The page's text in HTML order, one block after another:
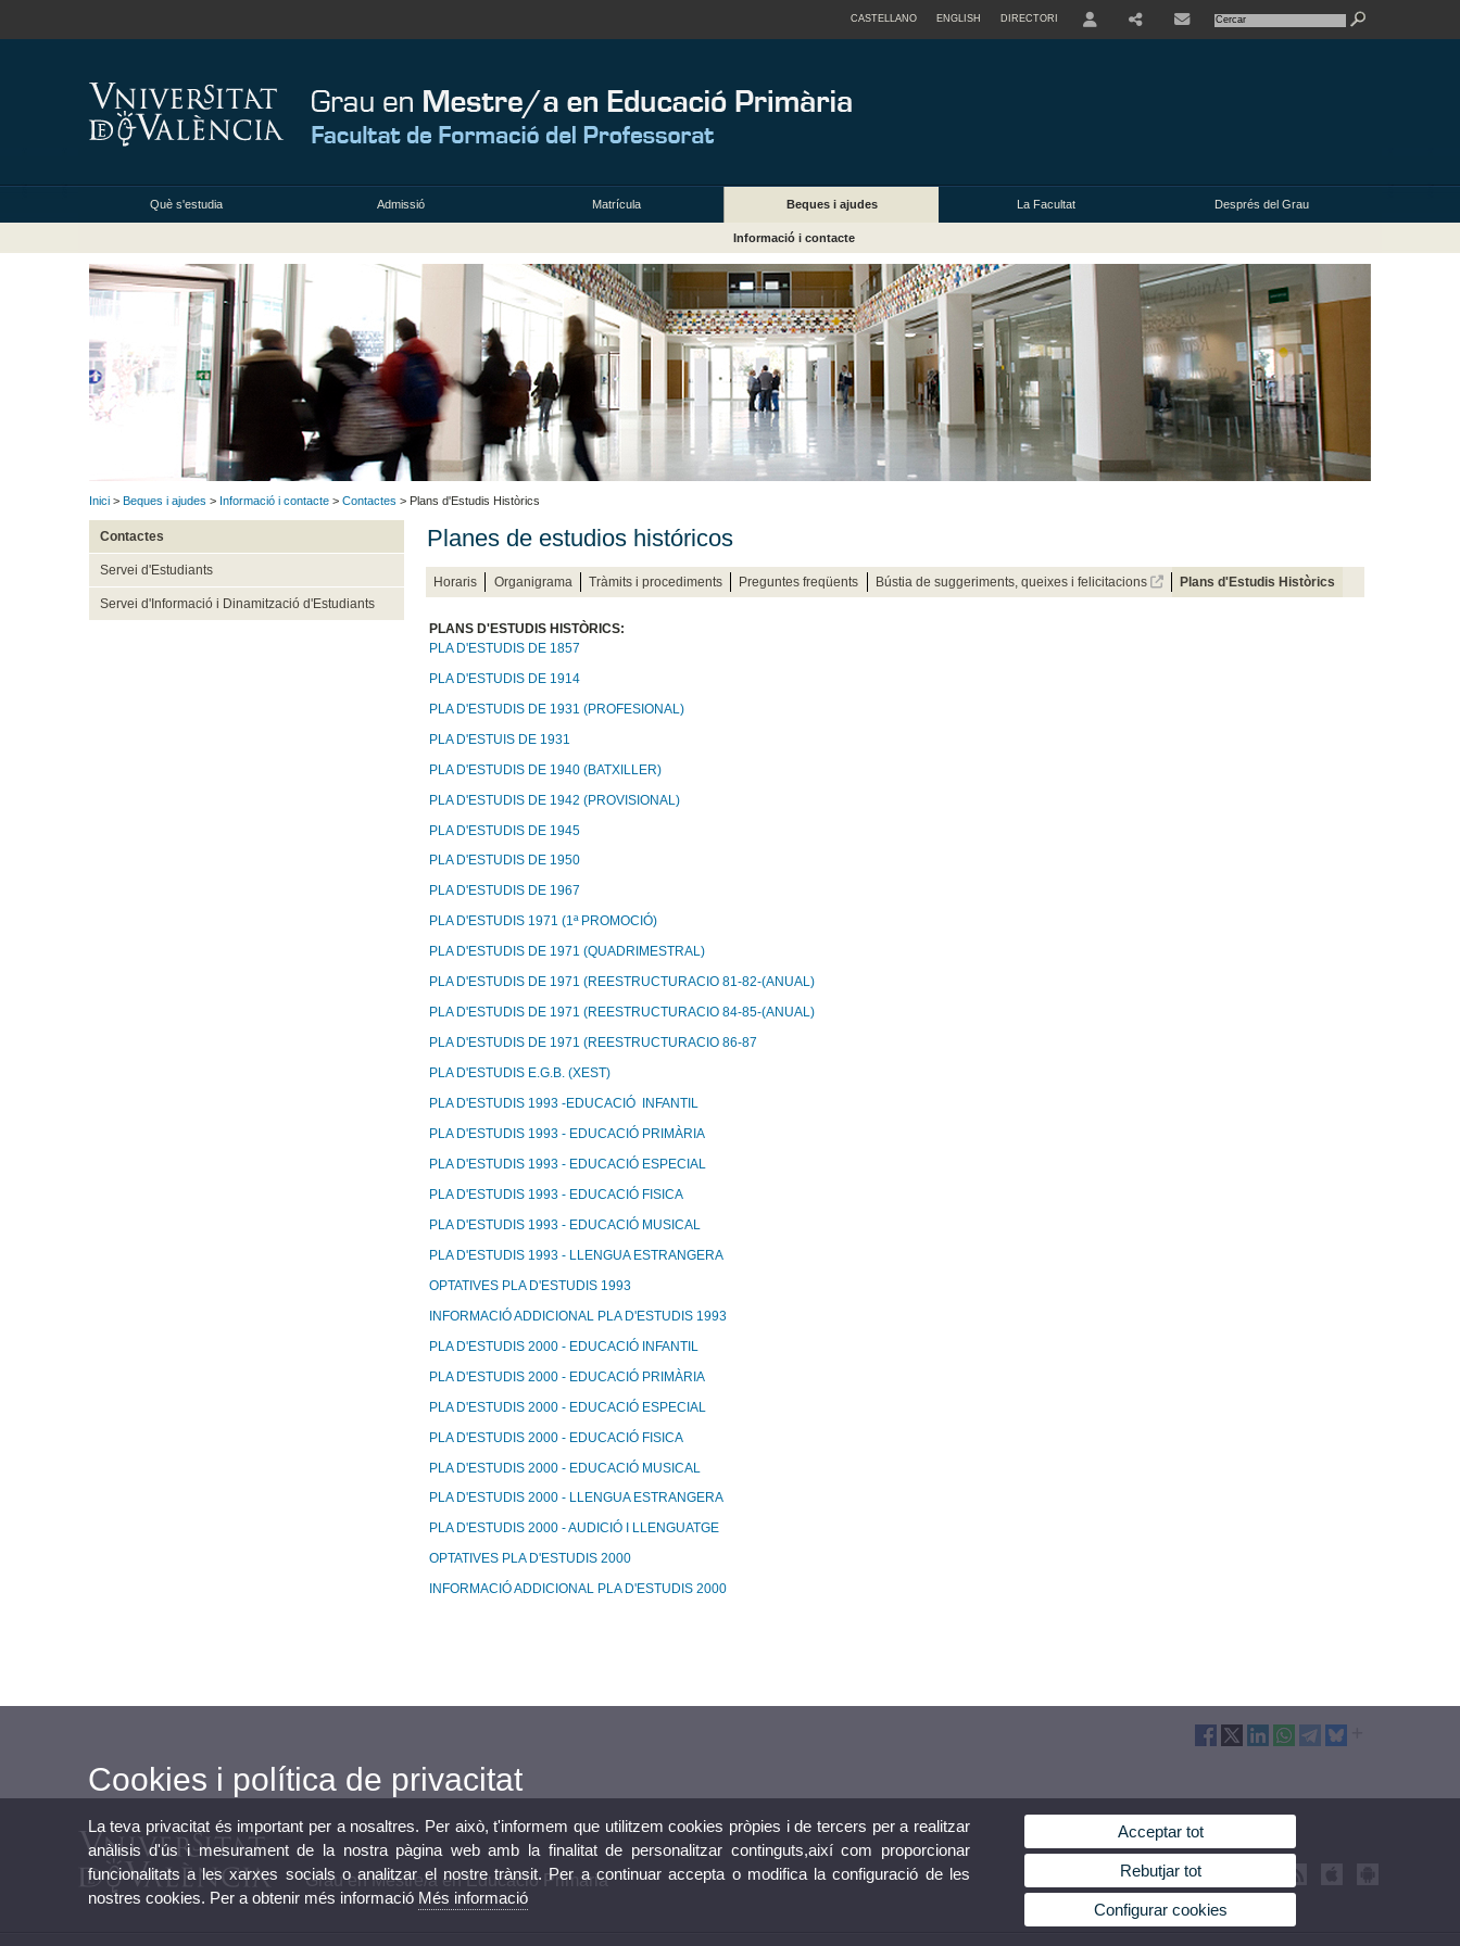
CASTELLANO ENGLISH DIRECTORI
Què s'estudia Admissió Matrícula Beques i ajudes La Facultat Després del Grau
Informació i contacte
Inici > Beques i ajudes > Informació i contacte > Contactes > Plans d'Estudis Històrics
Contactes
Servei d'Estudiants
Servei d'Informació i Dinamització d'Estudiants
Planes de estudios históricos
Horaris Organigrama Tràmits i procediments Preguntes freqüents Bústia de suggeriments, queixes i felicitacions Plans d'Estudis Històrics
PLANS D'ESTUDIS HISTÒRICS:
PLA D'ESTUDIS DE 1857
PLA D'ESTUDIS DE 1914
PLA D'ESTUDIS DE 1931 (PROFESIONAL)
PLA D'ESTUIS DE 1931
PLA D'ESTUDIS DE 1940 (BATXILLER)
PLA D'ESTUDIS DE 1942 (PROVISIONAL)
PLA D'ESTUDIS DE 1945
PLA D'ESTUDIS DE 1950
PLA D'ESTUDIS DE 1967
PLA D'ESTUDIS 1971 (1ª PROMOCIÓ)
PLA D'ESTUDIS DE 1971 (QUADRIMESTRAL)
PLA D'ESTUDIS DE 1971 (REESTRUCTURACIO 81-82-(ANUAL)
PLA D'ESTUDIS DE 1971 (REESTRUCTURACIO 84-85-(ANUAL)
PLA D'ESTUDIS DE 1971 (REESTRUCTURACIO 86-87
PLA D'ESTUDIS E.G.B. (XEST)
PLA D'ESTUDIS 1993 -EDUCACIÓ INFANTIL
PLA D'ESTUDIS 1993 - EDUCACIÓ PRIMÀRIA
PLA D'ESTUDIS 1993 - EDUCACIÓ ESPECIAL
PLA D'ESTUDIS 1993 - EDUCACIÓ FISICA
PLA D'ESTUDIS 1993 - EDUCACIÓ MUSICAL
PLA D'ESTUDIS 1993 - LLENGUA ESTRANGERA
OPTATIVES PLA D'ESTUDIS 1993
INFORMACIÓ ADDICIONAL PLA D'ESTUDIS 1993
PLA D'ESTUDIS 2000 - EDUCACIÓ INFANTIL
PLA D'ESTUDIS 2000 - EDUCACIÓ PRIMÀRIA
PLA D'ESTUDIS 2000 - EDUCACIÓ ESPECIAL
PLA D'ESTUDIS 2000 - EDUCACIÓ FISICA
PLA D'ESTUDIS 2000 - EDUCACIÓ MUSICAL
PLA D'ESTUDIS 2000 - LLENGUA ESTRANGERA
PLA D'ESTUDIS 2000 - AUDICIÓ I LLENGUATGE
OPTATIVES PLA D'ESTUDIS 2000
INFORMACIÓ ADDICIONAL PLA D'ESTUDIS 2000
Grau en Mestre/a en Educació Primària
Cookies i política de privacitat
La teva privacitat és important per a nosaltres. Per això, t'informem que utilitzem cookies pròpies i de tercers per a realitzar
anàlisis d'ús i mesurament de la nostra pàgina web amb la finalitat de personalitzar continguts,així com proporcionar
funcionalitats a les xarxes socials o analitzar el nostre trànsit. Per a continuar accepta o modifica la configuració de les
nostres cookies. Per a obtenir més informació Més informació
Acceptar tot
Rebutjar tot
Configurar cookies